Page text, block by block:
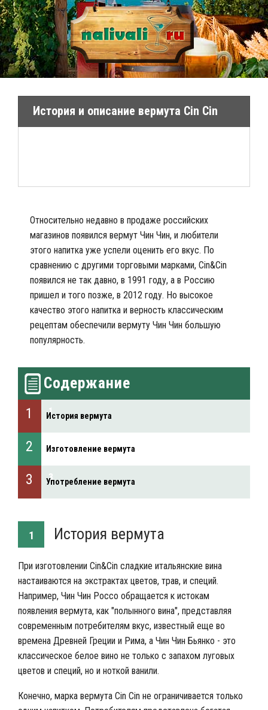
История и описание вермута Cin Cin
Относительно недавно в продаже российских
магазинов появился вермут Чин Чин, и любители
этого напитка уже успели оценить его вкус. По
сравнению с другими торговыми марками, Сin&Сin
появился не так давно, в 1991 году, а в Россию
пришел и того позже, в 2012 году. Но высокое
качество этого напитка и верность классическим
рецептам обеспечили вермуту Чин Чин большую
популярность.
Содержание
История вермута
Изготовление вермута
Употребление вермута
1 История вермута
При изготовлении Сin&Сin сладкие итальянские вина
настаиваются на экстрактах цветов, трав, и специй.
Например, Чин Чин Россо обращается к истокам
появления вермута, как "полынного вина", представляя
современным потребителям вкус, известный еще во
времена Древней Греции и Рима, а Чин Чин Бьянко - это
классическое белое вино не только с запахом луговых
цветов и специй, но и ноткой ванили.
Конечно, марка вермута Cin Cin не ограничивается только